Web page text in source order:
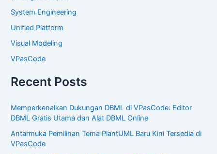
System Engineering
Unified Platform
Visual Modeling
VPasCode
Recent Posts
Memperkenalkan Dukungan DBML di VPasCode: Editor
DBML Gratis Utama dan Alat DBML Online
Antarmuka Pemilihan Tema PlantUML Baru Kini Tersedia di
VPasCode